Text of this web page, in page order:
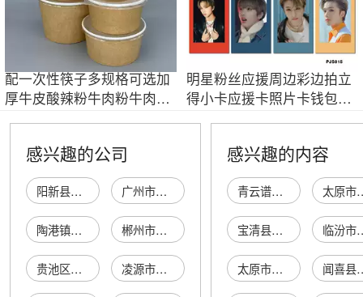
配一次性筷子多规格可选加
厚牛皮酸辣粉牛肉粉牛肉汤
明星粉丝应援周边彩边拍立
得小卡应援卡照片卡钱包卡
感兴趣的公司
阳新县陶港镇黑皮粉丝店 广州市白云钟落潭信记猪皮粉丝店
陶港镇黑皮粉丝店（阳新县） 郴州市北湖区山里味安仁烫皮粉丝店
贵池区黑皮鸭血粉丝汤店 凌源市沁香卷面皮烤粉丝店
感兴趣的内容
青云谱区海博灯箱广告制品厂 太原市
宝清县五泰众合谷物种植农民专业合作社 临汾市
太原市小店区福仁堂药店 闻喜县